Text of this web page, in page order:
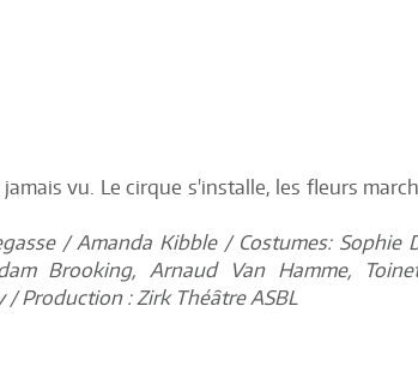
vu. Le cirque s'installe, les fleurs
/ Amanda Kibble / Costumes: Sophie
Brooking, Arnaud Van Hamme,
Production : Zirk Théâtre ASBL